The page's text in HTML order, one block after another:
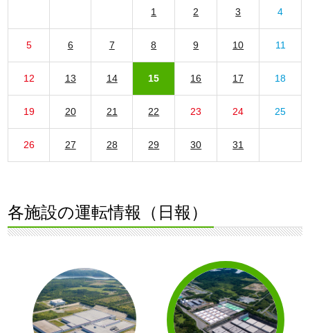
1 2 3 4
5 6 7 8 9 10 11
12 13 14 15 16 17 18
19 20 21 22 23 24 25
26 27 28 29 30 31
各施設の運転情報（日報）